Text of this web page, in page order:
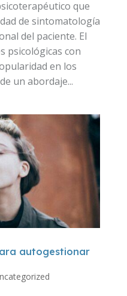
que
de sintomatología
del paciente. El
psicológicas con
en los
un abordaje...
autogestionar